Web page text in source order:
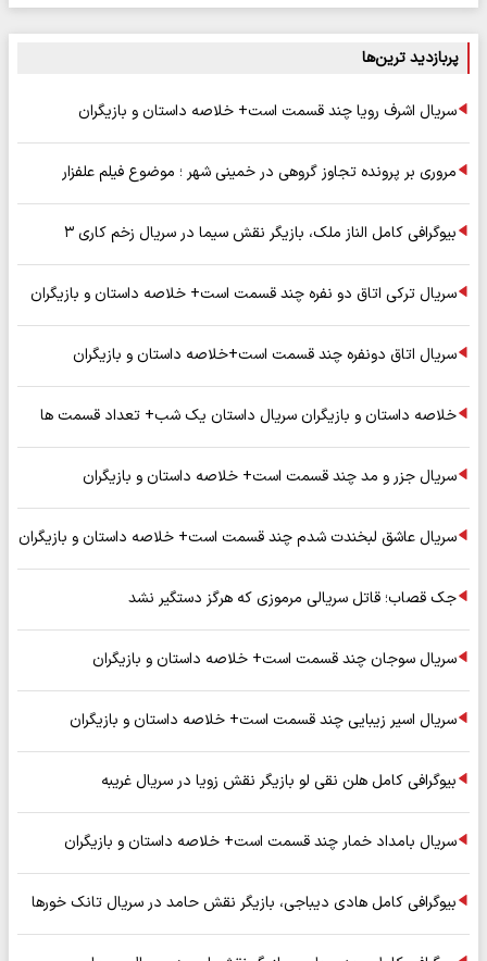
پربازدید ترین‌ها
سریال اشرف رویا چند قسمت است+ خلاصه داستان و بازیگران
مروری بر پرونده تجاوز گروهی در خمینی شهر ؛ موضوع فیلم علفزار
بیوگرافی کامل الناز ملک، بازیگر نقش سیما در سریال زخم کاری ۳
سریال ترکی اتاق دو نفره چند قسمت است+ خلاصه داستان و بازیگران
سریال اتاق دونفره چند قسمت است+خلاصه داستان و بازیگران
خلاصه داستان و بازیگران سریال داستان یک شب+ تعداد قسمت ها
سریال جزر و مد چند قسمت است+ خلاصه داستان و بازیگران
سریال عاشق لبخندت شدم چند قسمت است+ خلاصه داستان و بازیگران
جک قصاب؛ قاتل سریالی مرموزی که هرگز دستگیر نشد
سریال سوجان چند قسمت است+ خلاصه داستان و بازیگران
سریال اسیر زیبایی چند قسمت است+ خلاصه داستان و بازیگران
بیوگرافی کامل هلن نقی لو بازیگر نقش زویا در سریال غریبه
سریال بامداد خمار چند قسمت است+ خلاصه داستان و بازیگران
بیوگرافی کامل هادی دیباجی، بازیگر نقش حامد در سریال تانک خورها